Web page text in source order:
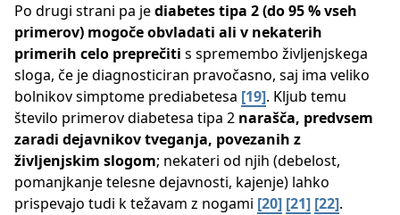
Po drugi strani pa jediabetes tipa 2 (do 95 % vseh
primerov) mogoče obvladati ali v nekaterih
primerih celo preprečiti s spremembo življenjskega
sloga, če je diagnosticiran pravočasno, saj ima veliko
bolnikov simptome prediabetesa ​ [19]. Kljub temu
število primerov diabetesa tipa 2 narašča, predvsem
zaradi dejavnikov tveganja, povezanih z
življenjskim slogom; nekateri od njih (debelost,
pomanjkanje telesne dejavnosti, kajenje) lahko
prispevajo tudi k težavam z nogami [20] [21] [22]​.